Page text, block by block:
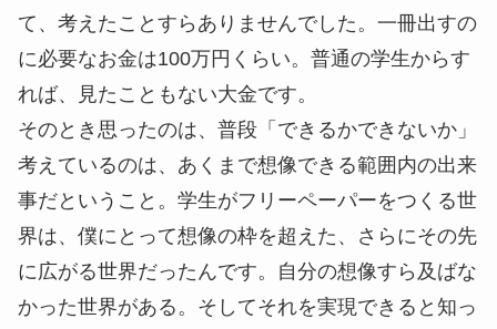
て、考えたことすらありませんでした。一冊出すの
に必要なお金は100万円くらい。普通の学生からす
れば、見たこともない大金です。
そのとき思ったのは、普段「できるかできないか」
考えているのは、あくまで想像できる範囲内の出来
事だということ。学生がフリーペーパーをつくる世
界は、僕にとって想像の枠を超えた、さらにその先
に広がる世界だったんです。自分の想像すら及ばな
かった世界がある。そしてそれを実現できると知っ